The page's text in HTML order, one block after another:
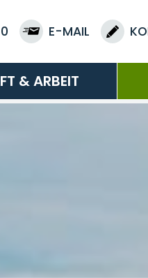
E-MAIL
& ARBEIT